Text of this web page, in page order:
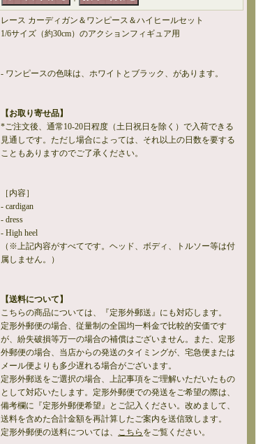
レース カーディガン＆ワンピース＆ハイヒールセット
1/6サイズ（約30cm）のアクションフィギュア用
- ワンピースの色味は、ホワイトとブラック、があります。
【お取り寄せ品】
*ご注文後、通常10-20日程度（土日祝日を除く）で入荷できる
見通しです。ただし場合によっては、それ以上の日数を要する
こともありますのでご了承ください。
［内容］
- cardigan
- dress
- High heel
（※上記内容がすべてです。ヘッド、ボディ、トルソー等は付
属しません。）
【送料について】
こちらの商品については、『定形外郵送』にも対応します。
定形外郵便の場合、従量制の全国均一料金で比較的安価です
が、紛失破損等万一の場合の補償はございません。また、定形
外郵便の場合、当店からの発送のタイミングが、宅急便または
メール便よりも多少遅れる場合がございます。
定形外郵送をご選択の場合、上記事項をご理解いただいたもの
として対応いたします。定形外郵便での発送をご希望の際は、
備考欄に『定形外郵便希望』とご記入ください。改めまして、
送料を含めた合計金額を再計算したご案内を送信致します。
定形外郵便の送料については、 こちら をご覧ください。